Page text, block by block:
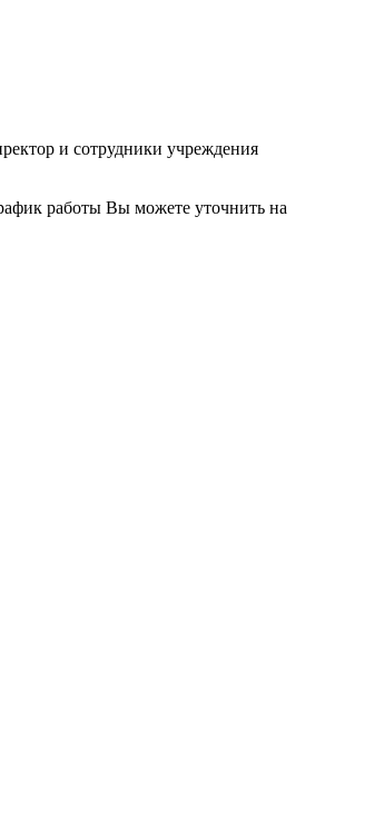
и сотрудники учреждения
работы Вы можете уточнить на